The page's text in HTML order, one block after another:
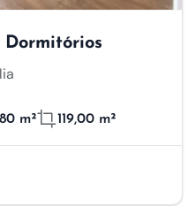
m² 119,00 m²